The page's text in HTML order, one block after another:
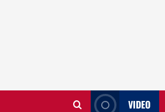
VIDEO